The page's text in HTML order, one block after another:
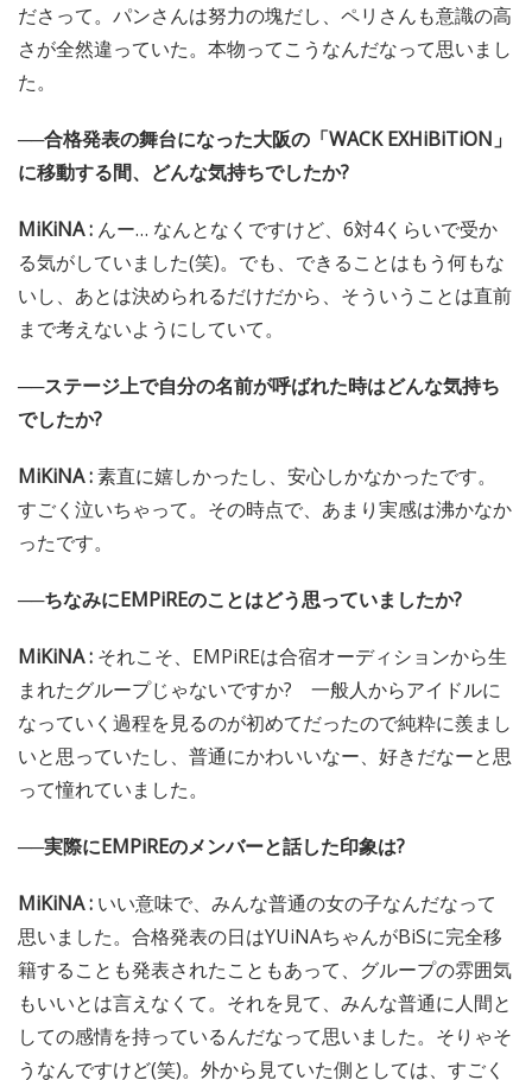
ださって。パンさんは努力の塊だし、ペリさんも意識の高
さが全然違っていた。本物ってこうなんだなって思いまし
た。
──合格発表の舞台になった大阪の「WACK EXHiBiTiON」
に移動する間、どんな気持ちでしたか?
MiKiNA : んー… なんとなくですけど、6対4くらいで受か
る気がしていました(笑)。でも、できることはもう何もな
いし、あとは決められるだけだから、そういうことは直前
まで考えないようにしていて。
──ステージ上で自分の名前が呼ばれた時はどんな気持ち
でしたか?
MiKiNA :素直に嬉しかったし、安心しかなかったです。
すごく泣いちゃって。その時点で、あまり実感は沸かなか
ったです。
──ちなみにEMPiREのことはどう思っていましたか?
MiKiNA : それこそ、EMPiREは合宿オーディションから生
まれたグループじゃないですか? 一般人からアイドルに
なっていく過程を見るのが初めてだったので純粋に羨まし
いと思っていたし、普通にかわいいなー、好きだなーと思
って憧れていました。
──実際にEMPiREのメンバーと話した印象は?
MiKiNA : いい意味で、みんな普通の女の子なんだなって
思いました。合格発表の日はYUiNAちゃんがBiSに完全移
籍することも発表されたこともあって、グループの雰囲気
もいいとは言えなくて。それを見て、みんな普通に人間と
しての感情を持っているんだなって思いました。そりゃそ
うなんですけど(笑)。外から見ていた側としては、すごく